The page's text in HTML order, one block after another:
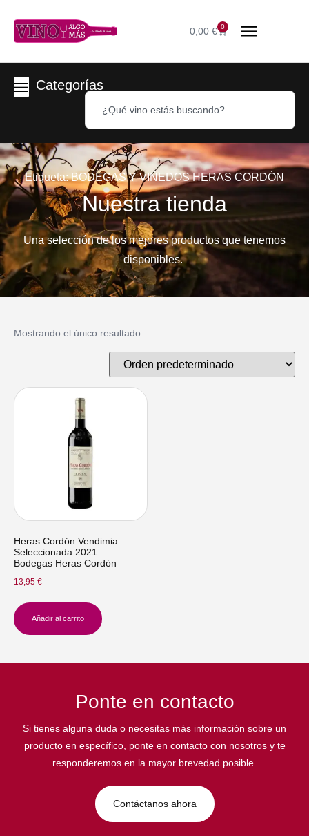
0,00 € 0
Categorías
Etiqueta: BODEGAS Y VIÑEDOS HERAS CORDÓN
Nuestra tienda
Una selección de los mejores productos que tenemos
disponibles.
Mostrando el único resultado
Heras Cordón Vendimia
Seleccionada 2021 —
Bodegas Heras Cordón
13,95 €
Añadir al carrito
Ponte en contacto
Si tienes alguna duda o necesitas más información sobre un
producto en específico, ponte en contacto con nosotros y te
responderemos en la mayor brevedad posible.
Contáctanos ahora